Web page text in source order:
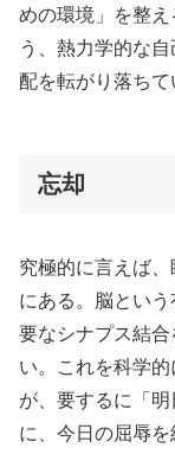
めの環境」を整
う、熱力学的な
配を転がり落ちて
忘却
究極的に言えば、
にある。脳とい
要なシナプス結
い。これを科学
が、要するに「
に、今日の屈辱